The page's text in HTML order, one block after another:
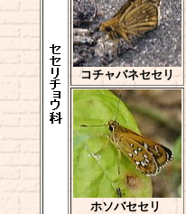
コチャバネセセリ
ホソバセセリ